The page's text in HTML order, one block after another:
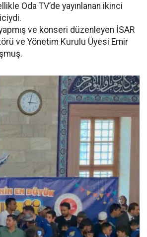
Oda TV’de yayınlanan ikinci
ve konseri düzenleyen İSAR
ve Yönetim Kurulu Üyesi Emir